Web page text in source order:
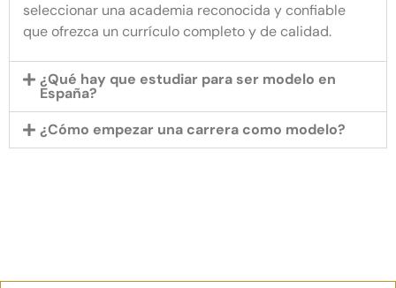
seleccionar una academia reconocida y confiable
que ofrezca un currículo completo y de calidad.
¿Qué hay que estudiar para ser modelo en
España?
¿Cómo empezar una carrera como modelo?